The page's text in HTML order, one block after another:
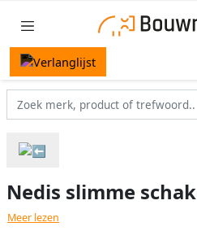
Nedis slimme
Meer lezen